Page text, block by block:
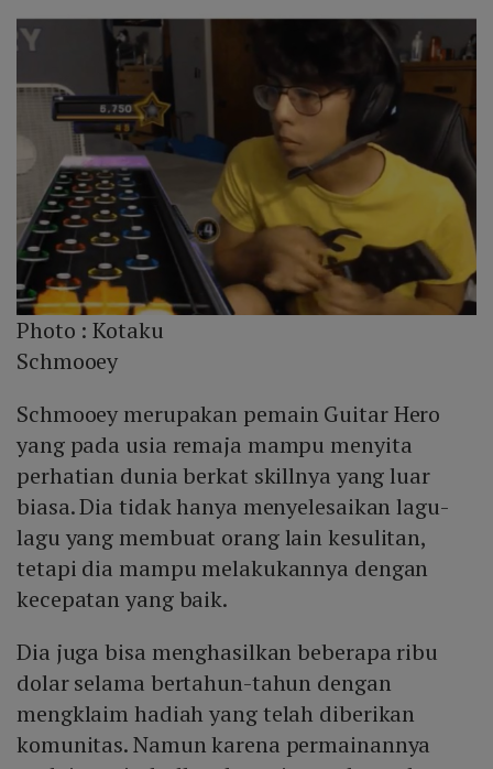
Photo :Kotaku
Schmooey
Schmooey merupakan pemain Guitar Hero
yang pada usia remaja mampu menyita
perhatian dunia berkat skillnya yang luar
biasa. Dia tidak hanya menyelesaikan lagu-
lagu yang membuat orang lain kesulitan,
tetapi dia mampu melakukannya dengan
kecepatan yang baik.
Dia juga bisa menghasilkan beberapa ribu
dolar selama bertahun-tahun dengan
mengklaim hadiah yang telah diberikan
komunitas. Namun karena permainannya